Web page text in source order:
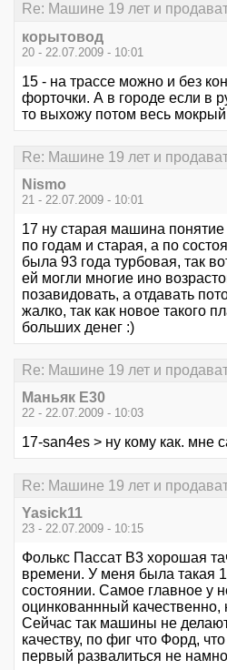
Re: Машине 19 лет и
корытовод
20 - 22.07.2009 - 10:01
15 - на трассе можно и без
форточки. А в городе если в
то выхожу потом весь
Re: Машине 19 лет и
Nismo
21 - 22.07.2009 - 10:01
17 ну старая машина
по годам и старая, а по
была 93 года турбовая, так
ей могли многие ино
позавидовать, а отдавать
жалко, так как новое такого
больших денег :)
Re: Машине 19 лет и
Маньяк E30
22 - 22.07.2009 - 10:03
17-san4es > ну кому как. мне
Re: Машине 19 лет и
Yasick11
23 - 22.07.2009 - 10:15
Фолькс Пассат В3 хорошая
времени. У меня была такая
состоянии. Самое главное у
оцинкованнный качественно,
Сейчас так машины не
качеству, по фиг что Форд,
первый развалиться не